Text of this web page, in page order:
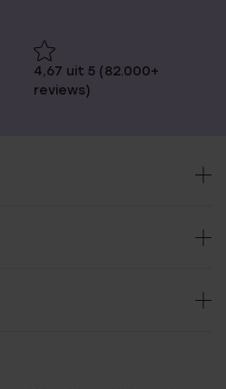
4,67 uit 5 (82.000+
reviews)